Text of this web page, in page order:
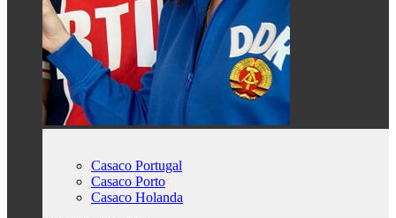
Casaco Portugal
Casaco Porto
Casaco Holanda